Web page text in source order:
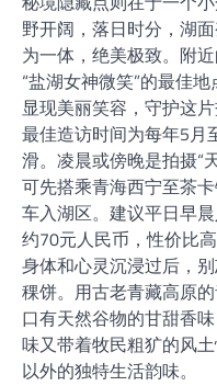
野开阔，落日时分，湖
为一体，绝美极致。附
“盐湖女神微笑”的最佳
显现美丽笑容，守护这片
最佳造访时间为每年5月
滑。凌晨或傍晚是拍摄“
可先搭乘青海西宁至茶
车入湖区。建议平日早
约70元人民币，性价比高
身体和心灵沉浸过后，
稞饼。用古老青藏高原
口有天然谷物的甘甜香
味又带着牧民粗犷的风
以外的独特生活韵味。